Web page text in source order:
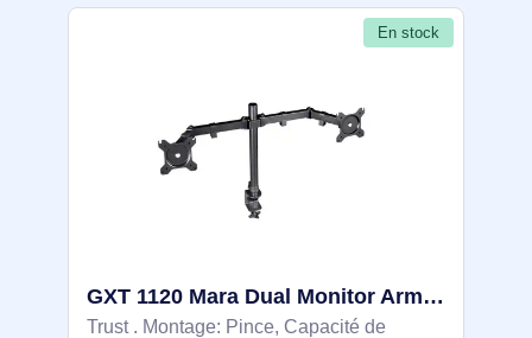
En stock
GXT 1120 Mara Dual Monitor Arm - 23941
Trust . Montage: Pince, Capacité de